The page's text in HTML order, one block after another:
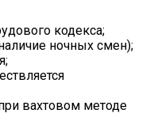
кодекса;
ночных смен);
вахтовом методе